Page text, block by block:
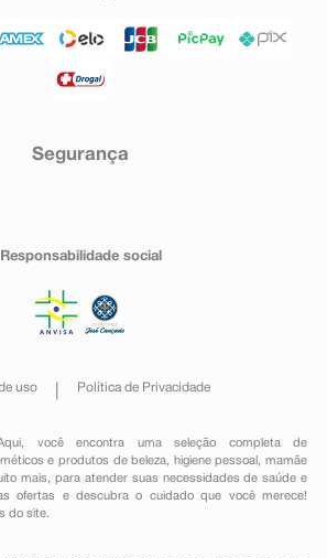
Segurança
Responsabilidade social
uso Política de Privacidade
você encontra uma seleção completa de
e produtos de beleza, higiene pessoal ,mamãe
mais, para atender suas necessidades de saúde e
ofertas e descubra o cuidado que você merece!
do site.